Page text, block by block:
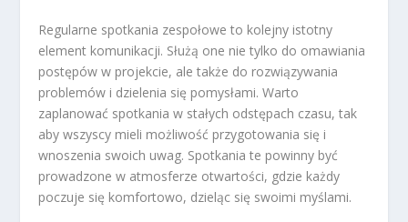
Regularne spotkania zespołowe to kolejny istotny
element komunikacji. Służą one nie tylko do omawiania
postępów w projekcie, ale także do rozwiązywania
problemów i dzielenia się pomysłami. Warto
zaplanować spotkania w stałych odstępach czasu, tak
aby wszyscy mieli możliwość przygotowania się i
wnoszenia swoich uwag. Spotkania te powinny być
prowadzone w atmosferze otwartości, gdzie każdy
poczuje się komfortowo, dzieląc się swoimi myślami.